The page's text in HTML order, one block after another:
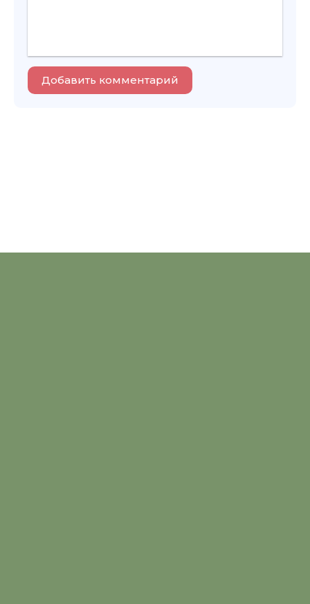
Добавить комментарий